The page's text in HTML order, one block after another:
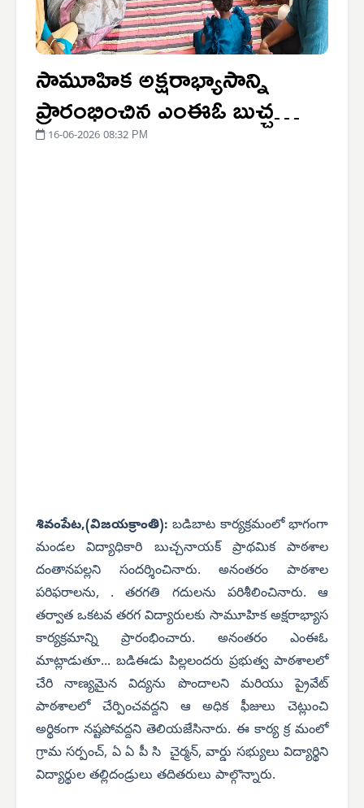
సామూహిక అక్షరాభ్యాసాన్ని
ప్రారంభించిన ఎంఈఓ బుచ్చ
నాయక్
16-06-2026 08:32 PM
శివంపేట,(విజయక్రాంతి):బడిబాట కార్యక్రమంలో భాగంగా
మండల విద్యాధికారి బుచ్చనాయక్ ప్రాథమిక పాఠశాల
దంతానపల్లని సందర్శించినారు. అనంతరం పాఠశాల
పరిఫరాలను, . తరగతి గదులను పరిశీలించినారు. ఆ
తర్వాత ఒకటవ తరగ విద్యారులకు సామూహిక అక్షరాభ్యాస
కార్యక్రమాన్ని ప్రారంభించారు. అనంతరం ఎంఈఓ
మాట్లాడుతూ... బడిఈడు పిల్లలందరు ప్రభుత్వ పాఠశాలలో
చేరి నాణ్యమైన విద్యను పొందాలని మరియు ప్రైవేట్
పాఠశాలలో చేర్పించవద్దని ఆ అధిక ఫీజులు చెట్లుంచి
అర్థికంగా నష్టపోవద్దని తెలియజేసినారు. ఈ కార్య క్ర మంలో
గ్రామ సర్పంచ్, ఏ ఏ పీ సి చైర్మన్, వార్డు సభ్యులు విద్యార్థిని
విద్యార్థుల తల్లిదండ్రులు తదితరులు పాల్గొన్నారు.